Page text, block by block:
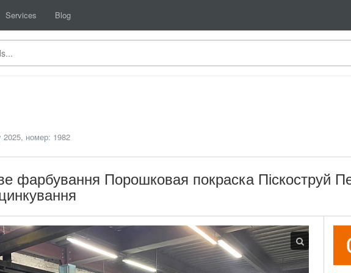
Services Blog
2025, номер: 1982
фарбування Порошковая покраска Піскоструй